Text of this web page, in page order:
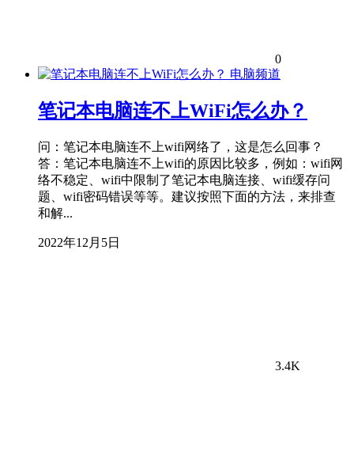
0
电脑频道
笔记本电脑连不上WiFi怎么办？
问：笔记本电脑连不上wifi网络了，这是怎么回事？
答：笔记本电脑连不上wifi的原因比较多，例如：wifi网
络不稳定、wifi中限制了笔记本电脑连接、wifi缓存问
题、wifi密码错误等等。建议按照下面的方法，来排查
和解...
2022年12月5日
3.4K